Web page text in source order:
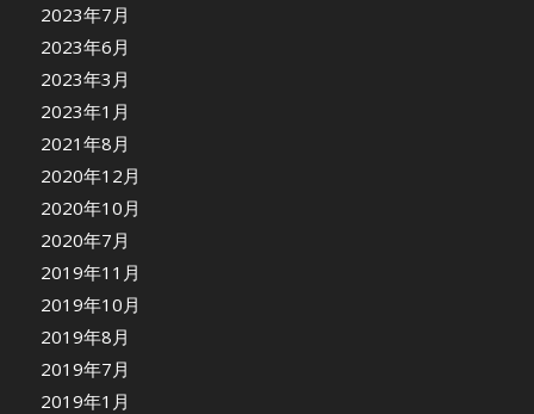
2023年7月
2023年6月
2023年3月
2023年1月
2021年8月
2020年12月
2020年10月
2020年7月
2019年11月
2019年10月
2019年8月
2019年7月
2019年1月